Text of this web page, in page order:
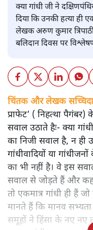
क्या गांधी जी ने
दिया कि उनकी हत्या ही
लेखक अरुण कुमार त्रिपाठी
बलिदान दिवस पर
चिंतक और लेखक
प्राफेट’ ( निहत्था
सवाल उठाते हैः- क्या
का निजी सवाल है, न ही
गांधीवादियों या
का भी नहीं है। वे इस
सवाल से जोड़ते हैं और
तो एकमात्र गांधी ही हैं
मानते हैं कि मानव
समूहों ने हिंसा के नए नए